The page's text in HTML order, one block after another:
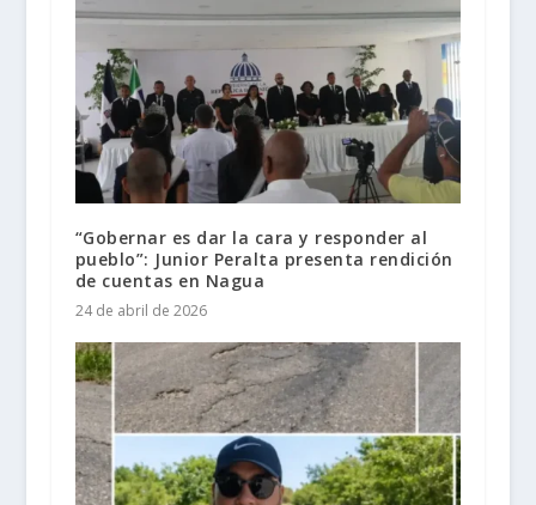
“Gobernar es dar la cara y responder al
pueblo”: Junior Peralta presenta rendición
de cuentas en Nagua
24 de abril de 2026